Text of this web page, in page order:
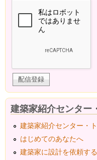
建築家紹介センター
建築家紹介センター・
はじめてのあなたへ
建築家に設計を依頼す